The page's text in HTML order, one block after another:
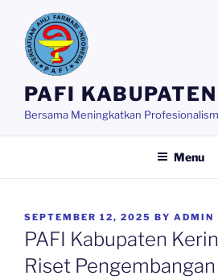
content
PAFI
Bersama Meningkatkan
Menu
POSTED
ON
SEPTEMBER 12, 2025 BY ADMIN
PAFI Kabupaten
Riset